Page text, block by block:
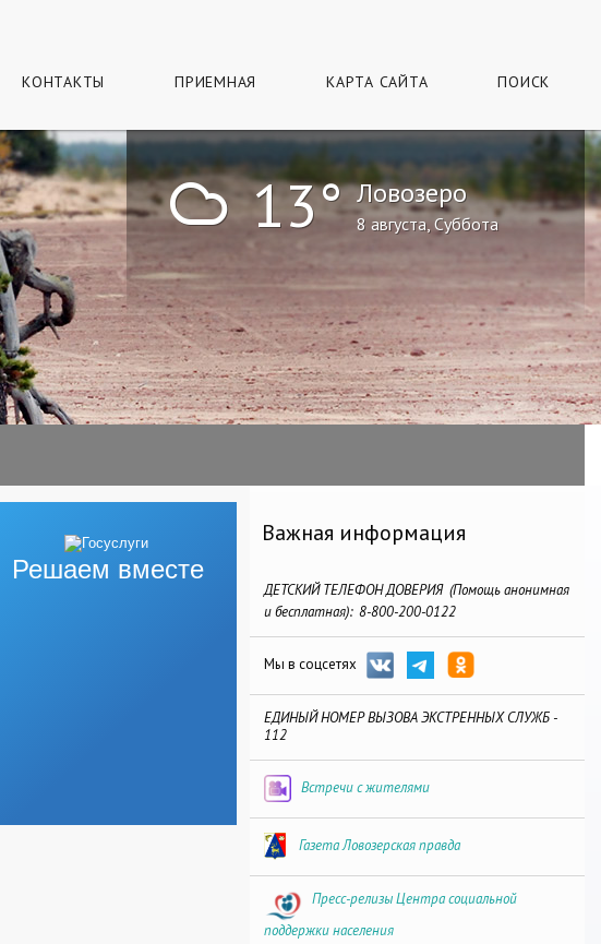
КОНТАКТЫ ПРИЕМНАЯ КАРТА САЙТА ПОИСК
! 13° Ловозеро
8 августа, Суббота
Решаем вместе
Важная информация
ДЕТСКИЙ ТЕЛЕФОН ДОВЕРИЯ (Помощь анонимная
и бесплатная): 8-800-200-0122
Мы в соцсетях
ЕДИНЫЙ НОМЕР ВЫЗОВА ЭКСТРЕННЫХ СЛУЖБ -
112
Встречи с жителями
Газета Ловозерская правда
Пресс-релизы Центра социальной
поддержки населения